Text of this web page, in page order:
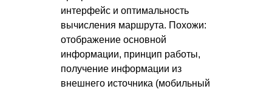
интерфейс и оптимальность
вычисления маршрута. Похожи:
отображение основной
информации, принцип работы,
получение информации из
внешнего источника (мобильный